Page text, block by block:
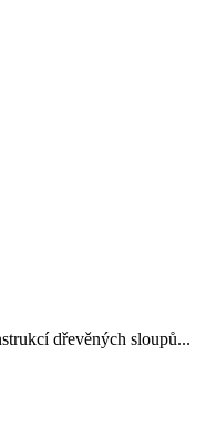
dřevěných sloupů...